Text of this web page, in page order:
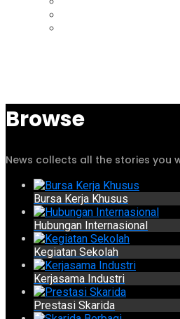
Browse
News collects all the stories you
Bursa Kerja Khusus
Hubungan Internasional
Kegiatan Sekolah
Kerjasama Industri
Prestasi Skarida